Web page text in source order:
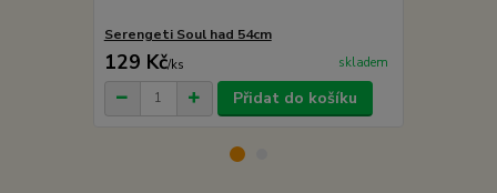
Serengeti Soul had 54cm
129 Kč/ks skladem
Přidat do košíku